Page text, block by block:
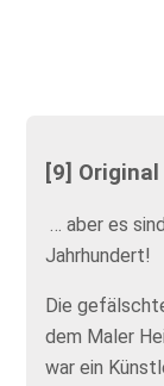
[9]
… aber es
Jahrhundert!
Die
dem Maler
war ein